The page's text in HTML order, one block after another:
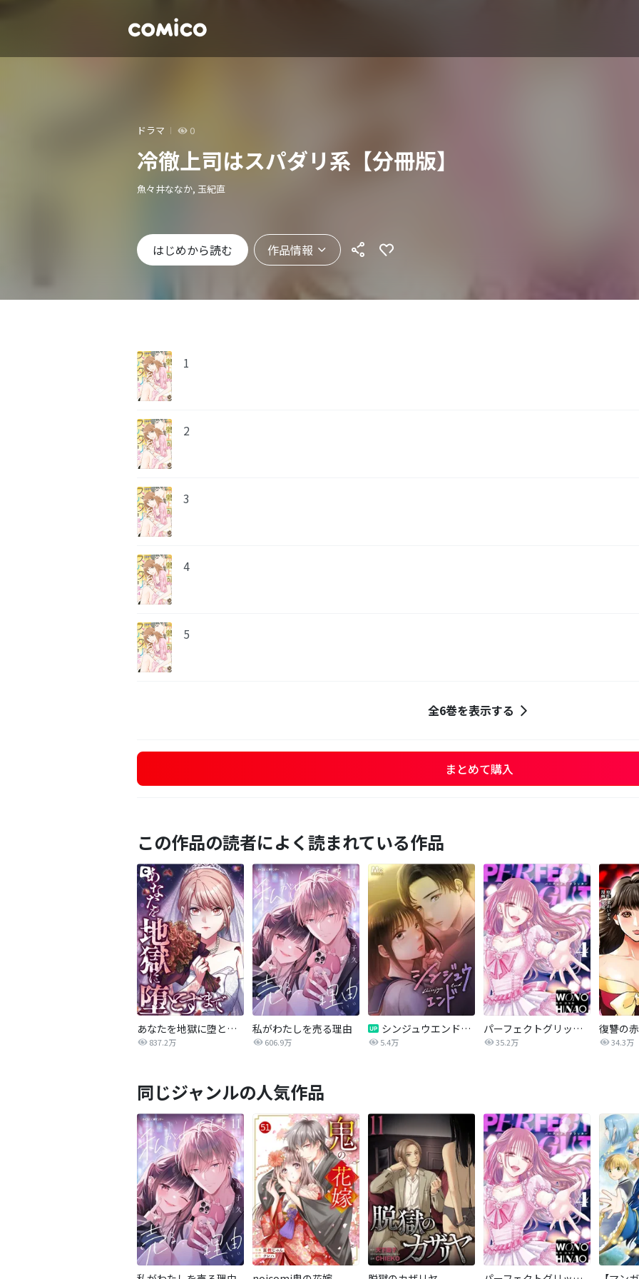
ドラマ 0
冷徹上司はスパダリ系【分冊版】
魚々井ななか, 玉紀直
はじめから読む 作品情報
1
2
3
4
5
全6巻を表示する
まとめて購入
この作品の読者によく読まれている作品
あなたを地獄に堕とすまで
837.2万
私がわたしを売る理由
606.9万
シンジュウエンド【タテヨミ】
5.4万
パーフェクトグリッター
35.2万 34.3万
同じジャンルの人気作品